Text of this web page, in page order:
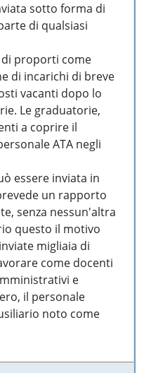
sotto forma di
di qualsiasi
proporti come
di incarichi di breve
vacanti dopo lo
Le graduatorie,
a coprire il
ATA negli
essere inviata in
un rapporto
senza nessun'altra
questo il motivo
migliaia di
come docenti
e
il personale
noto come